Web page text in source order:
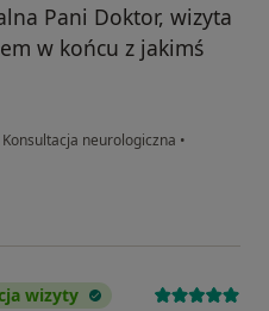
Pani Doktor, wizyta
w końcu z jakimś
Konsultacja neurologiczna •
wizyty